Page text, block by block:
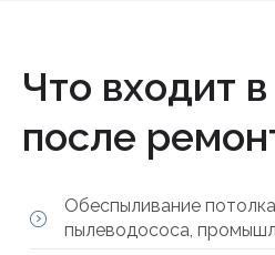
Что входит
после
Обеспыливание
пылеводососа,